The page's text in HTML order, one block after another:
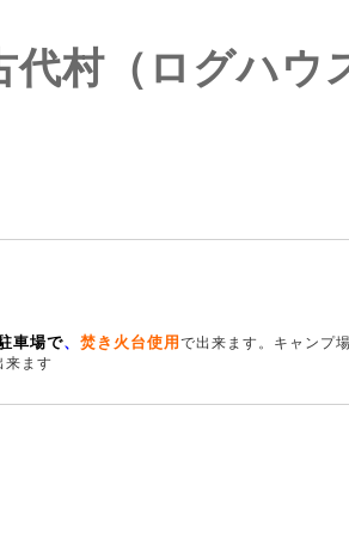
村（ログハウ
車場で、 焚き火台使用 で出来ます。キャンプ
来ます